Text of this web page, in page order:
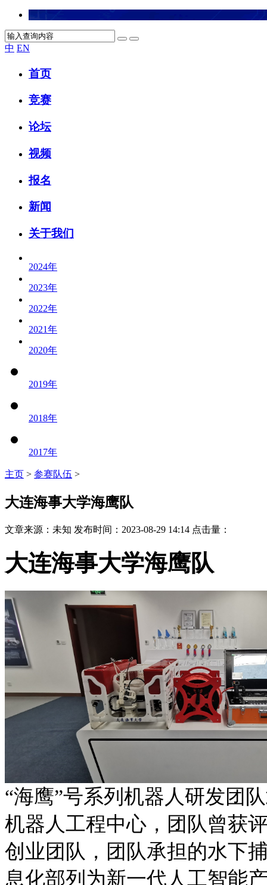
中 EN
首页
竞赛
论坛
视频
报名
新闻
关于我们
2024年
2023年
2022年
2021年
2020年
2019年
2018年
2017年
主页 > 参赛队伍 >
大连海事大学海鹰队
文章来源：未知 发布时间：2023-08-29 14:14 点击量：
大连海事大学海鹰队
“海鹰”号系列机器人研发团
机器人工程中心，团队曾获
创业团队，团队承担的水下
息化部列为新一代人工智能